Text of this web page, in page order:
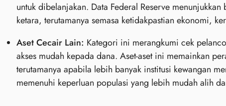
untuk dibelanjakan. Data Federal Reserve
ketara, terutamanya semasa ketidakpastian ekonomi,
Aset Cecair Lain: Kategori ini merangkumi cek
akses mudah kepada dana. Aset-aset ini memainkan
terutamanya apabila lebih banyak institusi kewangan
memenuhi keperluan populasi yang lebih mudah alih